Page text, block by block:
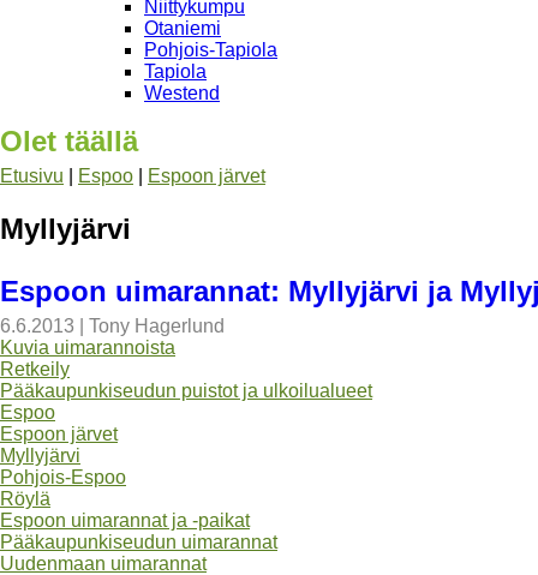
Niittykumpu
Otaniemi
Pohjois-Tapiola
Tapiola
Westend
Olet täällä
Etusivu Espoo Espoon järvet
Myllyjärvi
Espoon uimarannat: Myllyjärvi ja
6.6.2013
Tony Hagerlund
Kuvia uimarannoista
Retkeily
Pääkaupunkiseudun puistot ja ulkoilualueet
Espoo
Espoon järvet
Myllyjärvi
Pohjois-Espoo
Röylä
Espoon uimarannat ja -paikat
Pääkaupunkiseudun uimarannat
Uudenmaan uimarannat